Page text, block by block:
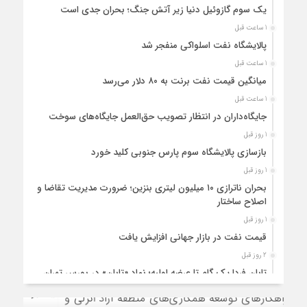
یک سوم گازوئیل دنیا زیر آتش جنگ؛ بحران جدی است
1 ساعت قبل
پالایشگاه نفت اسلواکی منفجر شد
1 ساعت قبل
میانگین قیمت نفت برنت به ۸۰ دلار می‌رسد
1 ساعت قبل
جایگاه‌داران در انتظار تصویب حق‌العمل جایگاه‌های سوخت
1 روز قبل
بازسازی پالایشگاه سوم پارس جنوبی کلید خورد
1 روز قبل
بحران ناترازی ۱۰ میلیون لیتری بنزین؛ ضرورت مدیریت تقاضا و
اصلاح ساختار
1 روز قبل
قیمت نفت در بازار جهانی افزایش یافت
2 روز قبل
تابان فردا یک گام تا عرضه اولیه؛ نماد «تابان» در بورس تهران
درج شد
2 روز قبل